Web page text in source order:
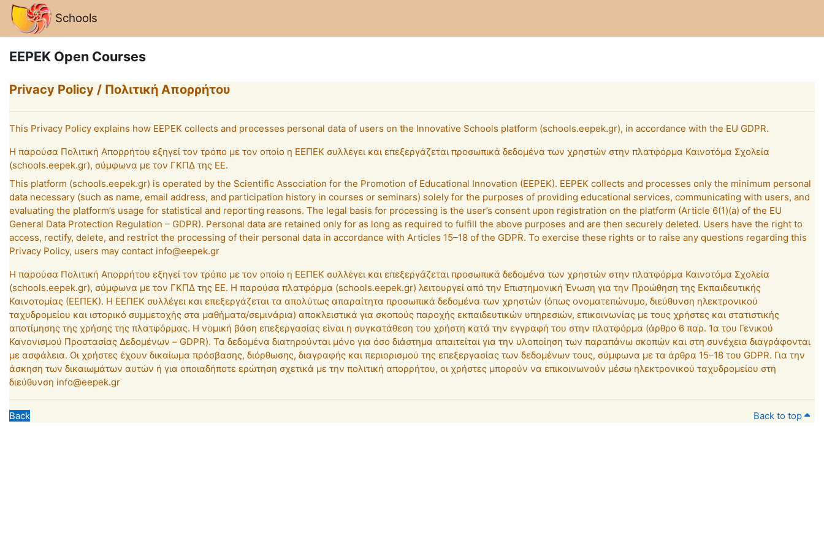
Skip to main content
Schools
EEPEK Open Courses
Privacy Policy / Πολιτική Απορρήτου
This Privacy Policy explains how EEPEK collects and processes personal data of users on the Innovative Schools platform (schools.eepek.gr), in accordance with the EU GDPR.
Η παρούσα Πολιτική Απορρήτου εξηγεί τον τρόπο με τον οποίο η ΕΕΠΕΚ συλλέγει και επεξεργάζεται προσωπικά δεδομένα των χρηστών στην πλατφόρμα Καινοτόμα Σχολεία
(schools.eepek.gr), σύμφωνα με τον ΓΚΠΔ της ΕΕ.
This platform (schools.eepek.gr) is operated by the Scientific Association for the Promotion of Educational Innovation (EEPEK). EEPEK collects and processes only the minimum personal
data necessary (such as name, email address, and participation history in courses or seminars) solely for the purposes of providing educational services, communicating with users, and
evaluating the platform’s usage for statistical and reporting reasons. The legal basis for processing is the user’s consent upon registration on the platform (Article 6(1)(a) of the EU
General Data Protection Regulation – GDPR). Personal data are retained only for as long as required to fulfill the above purposes and are then securely deleted. Users have the right to
access, rectify, delete, and restrict the processing of their personal data in accordance with Articles 15–18 of the GDPR. To exercise these rights or to raise any questions regarding this
Privacy Policy, users may contact info@eepek.gr
Η παρούσα Πολιτική Απορρήτου εξηγεί τον τρόπο με τον οποίο η ΕΕΠΕΚ συλλέγει και επεξεργάζεται προσωπικά δεδομένα των χρηστών στην πλατφόρμα Καινοτόμα Σχολεία
(schools.eepek.gr), σύμφωνα με τον ΓΚΠΔ της ΕΕ. Η παρούσα πλατφόρμα (schools.eepek.gr) λειτουργεί από την Επιστημονική Ένωση για την Προώθηση της Εκπαιδευτικής
Καινοτομίας (ΕΕΠΕΚ). Η ΕΕΠΕΚ συλλέγει και επεξεργάζεται τα απολύτως απαραίτητα προσωπικά δεδομένα των χρηστών (όπως ονοματεπώνυμο, διεύθυνση ηλεκτρονικού
ταχυδρομείου και ιστορικό συμμετοχής στα μαθήματα/σεμινάρια) αποκλειστικά για σκοπούς παροχής εκπαιδευτικών υπηρεσιών, επικοινωνίας με τους χρήστες και στατιστικής
αποτίμησης της χρήσης της πλατφόρμας. Η νομική βάση επεξεργασίας είναι η συγκατάθεση του χρήστη κατά την εγγραφή του στην πλατφόρμα (άρθρο 6 παρ. 1α του Γενικού
Κανονισμού Προστασίας Δεδομένων – GDPR). Τα δεδομένα διατηρούνται μόνο για όσο διάστημα απαιτείται για την υλοποίηση των παραπάνω σκοπών και στη συνέχεια διαγράφονται
με ασφάλεια. Οι χρήστες έχουν δικαίωμα πρόσβασης, διόρθωσης, διαγραφής και περιορισμού της επεξεργασίας των δεδομένων τους, σύμφωνα με τα άρθρα 15–18 του GDPR. Για την
άσκηση των δικαιωμάτων αυτών ή για οποιαδήποτε ερώτηση σχετικά με την πολιτική απορρήτου, οι χρήστες μπορούν να επικοινωνούν μέσω ηλεκτρονικού ταχυδρομείου στη
διεύθυνση info@eepek.gr
Back Back to top